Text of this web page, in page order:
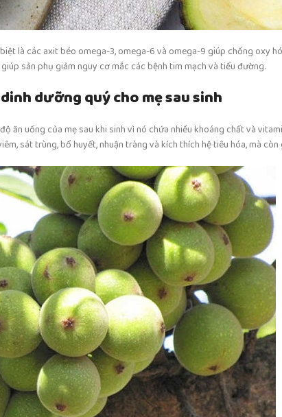
là các axit béo omega-3, omega-6 và omega-9 giúp chống oxy
sản phụ giảm nguy cơ mắc các bệnh tim mạch và tiểu đường.
dưỡng quý cho mẹ sau sinh
ăn uống của mẹ sau khi sinh vì nó chứa nhiều khoáng chất và
sát trùng, bổ huyết, nhuận tràng và kích thích hệ tiêu hóa, mà